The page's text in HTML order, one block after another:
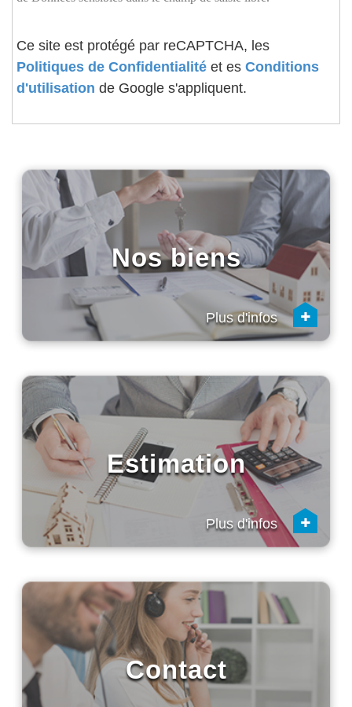
Ce site est protégé par reCAPTCHA, les
Politiques de Confidentialité et es Conditions
d'utilisation de Google s'appliquent.
Nos biens
Plus d'infos +
Estimation
Plus d'infos +
Contact